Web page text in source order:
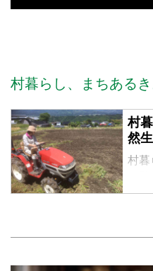
村暮らし、まちある
村
然
村暮